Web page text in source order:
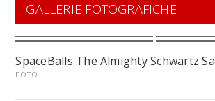
GALLERIE FOTOGRAFICHE
SpaceBalls The Almighty Schwartz
FOTO